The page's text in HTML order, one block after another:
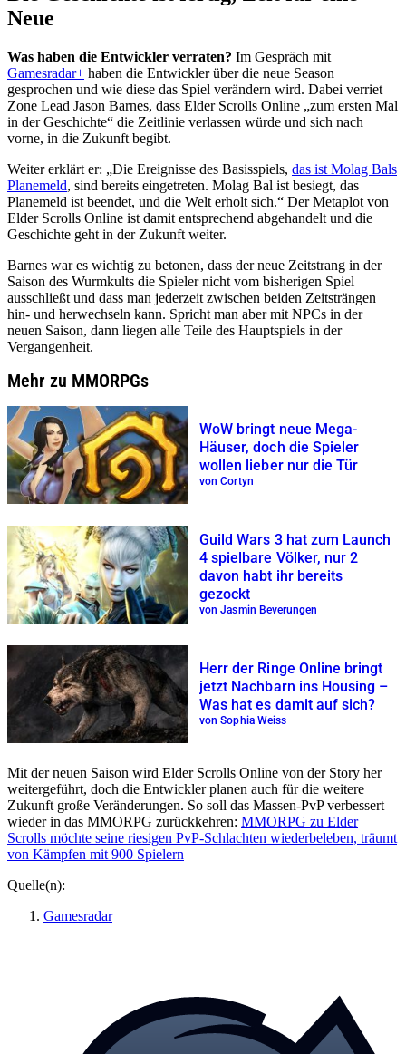
Neue
Was haben die Entwickler verraten? Im Gespräch mit
Gamesradar+ haben die Entwickler über die neue Season
gesprochen und wie diese das Spiel verändern wird. Dabei verriet
Zone Lead Jason Barnes, dass Elder Scrolls Online „zum ersten Mal
in der Geschichte“ die Zeitlinie verlassen würde und sich nach
vorne, in die Zukunft begibt.
Weiter erklärt er: „Die Ereignisse des Basisspiels, das ist Molag Bals
Planemeld, sind bereits eingetreten. Molag Bal ist besiegt, das
Planemeld ist beendet, und die Welt erholt sich.“ Der Metaplot von
Elder Scrolls Online ist damit entsprechend abgehandelt und die
Geschichte geht in der Zukunft weiter.
Barnes war es wichtig zu betonen, dass der neue Zeitstrang in der
Saison des Wurmkults die Spieler nicht vom bisherigen Spiel
ausschließt und dass man jederzeit zwischen beiden Zeitsträngen
hin- und herwechseln kann. Spricht man aber mit NPCs in der
neuen Saison, dann liegen alle Teile des Hauptspiels in der
Vergangenheit.
Mehr zu MMORPGs
WoW bringt neue Mega-
Häuser, doch die Spieler
wollen lieber nur die Tür
von Cortyn
Guild Wars 3 hat zum Launch
4 spielbare Völker, nur 2
davon habt ihr bereits
gezockt
von Jasmin Beverungen
Herr der Ringe Online bringt
jetzt Nachbarn ins Housing –
Was hat es damit auf sich?
von Sophia Weiss
Mit der neuen Saison wird Elder Scrolls Online von der Story her
weitergeführt, doch die Entwickler planen auch für die weitere
Zukunft große Veränderungen. So soll das Massen-PvP verbessert
wieder in das MMORPG zurückkehren: MMORPG zu Elder
Scrolls möchte seine riesigen PvP-Schlachten wiederbeleben, träumt
von Kämpfen mit 900 Spielern
Quelle(n):
Gamesradar